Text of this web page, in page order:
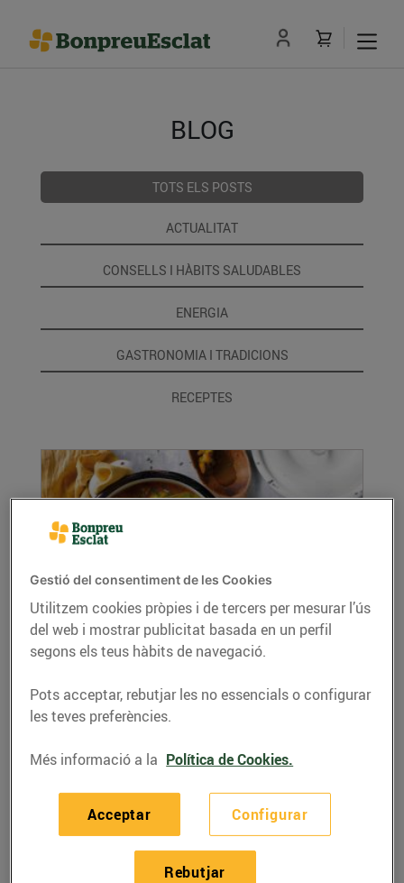
BLOG
TOTS ELS POSTS
ACTUALITAT
CONSELLS I HÀBITS SALUDABLES
ENERGIA
GASTRONOMIA I TRADICIONS
RECEPTES
Sopa de carxofa amb curri
01/de febrer/2021
Ingredients per a 4 persones 4 carxofes 1
patata grossa de bullir 1 tomàquet 2...
Gestió del consentiment de les Cookies
Utilitzem cookies pròpies i de tercers per mesurar l’ús
del web i mostrar publicitat basada en un perfil
segons els teus hàbits de navegació.
Pots acceptar, rebutjar les no essencials o configurar
les teves preferències.
Més informació a la Política de Cookies.
Configurar
Rebutjar
Acceptar